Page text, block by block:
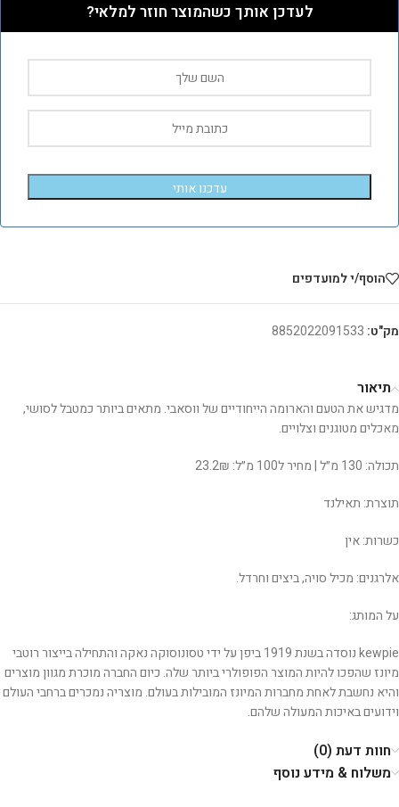
לעדכן אותך כשהמוצר חוזר למלאי?
עדכנו אותי
הוסף/י למועדפים
מק"ט: 8852022091533
תיאור
מדגיש את הטעם והארומה הייחודיים של ווסאבי. מתאים ביותר כמטבל לסושי,
מאכלים מטוגנים וצלויים.
תכולה: 130 מ״ל | מחיר ל100 מ״ל: 23.2₪
תוצרת: תאילנד
כשרות: אין
אלרגנים: מכיל סויה, ביצים וחרדל.
על המותג:
kewpie נוסדה בשנת 1919 ביפן על ידי טסונוסוקה נאקה והתחילה בייצור רוטבי
מיונז שהפכו להיות המוצר הפופולרי ביותר שלה. כיום החברה מוכרת מגוון מוצרים
והיא נחשבת לאחת מחברות המיונז המובילות בעולם. מוצריה נמכרים ברחבי העולם
וידועים באיכות המעולה שלהם.
חוות דעת (0)
משלוח & מידע נוסף